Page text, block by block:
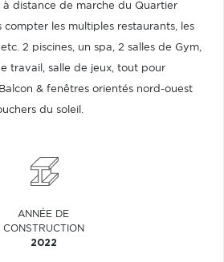
à distance de marche du Quartier
compter les multiples restaurants, les
2 piscines, un spa, 2 salles de Gym,
travail, salle de jeux, tout pour
& fenêtres orientés nord-ouest
du soleil.
ANNÉE DE
CONSTRUCTION
2022